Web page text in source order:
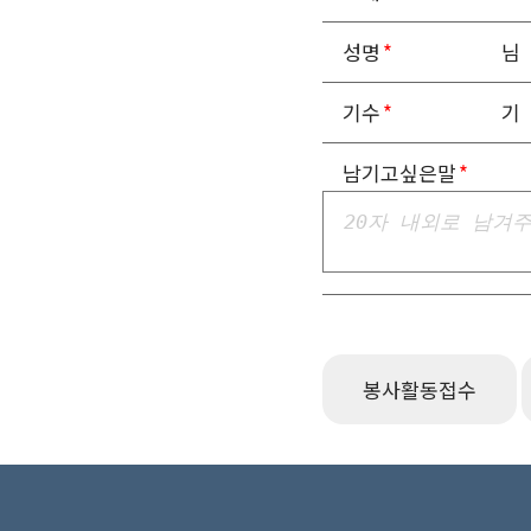
성명 님
기수 기
남기고싶은말